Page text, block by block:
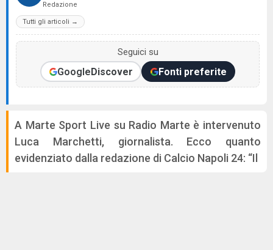
Redazione
Tutti gli articoli →
Seguici su
GoogleDiscover Fonti preferite
A Marte Sport Live su Radio Marte è intervenuto
Luca Marchetti, giornalista. Ecco quanto
evidenziato dalla redazione di Calcio Napoli 24: “Il